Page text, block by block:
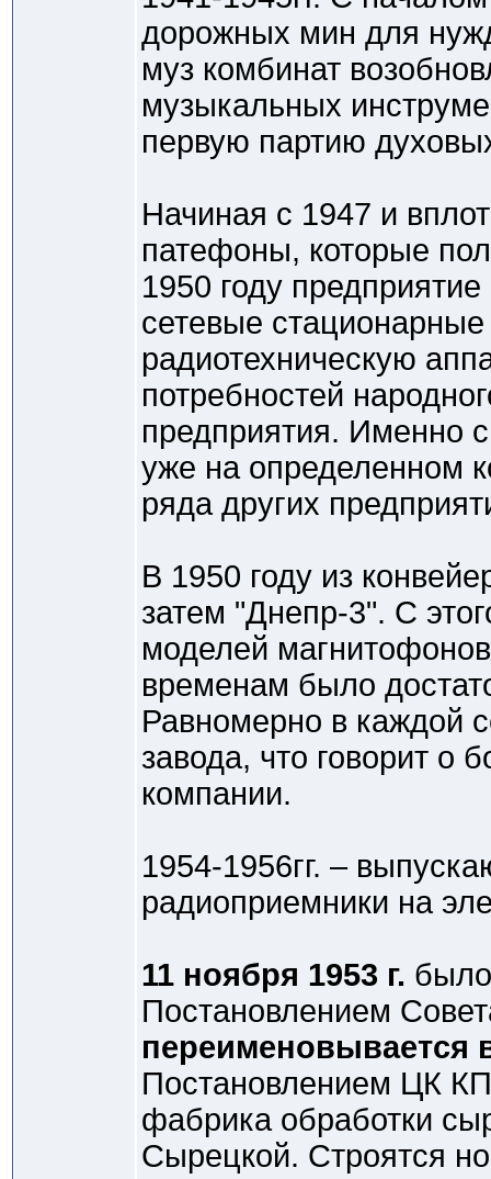
дорожных мин для
муз комбинат
музыкальных
первую партию
Начиная с 1947 и
патефоны, которые
1950 году
сетевые
радиотехническую
потребностей
предприятия. Именно
уже на определенном
ряда других
В 1950 году из
затем "Днепр-3". С
моделей
временам было
Равномерно в каждой
завода, что говорит о
компании.
1954-1956гг. –
радиоприемники на
11 ноября 1953 г.
Постановлением
переименовывается
Постановлением ЦК
фабрика обработки
Сырецкой. Строятся